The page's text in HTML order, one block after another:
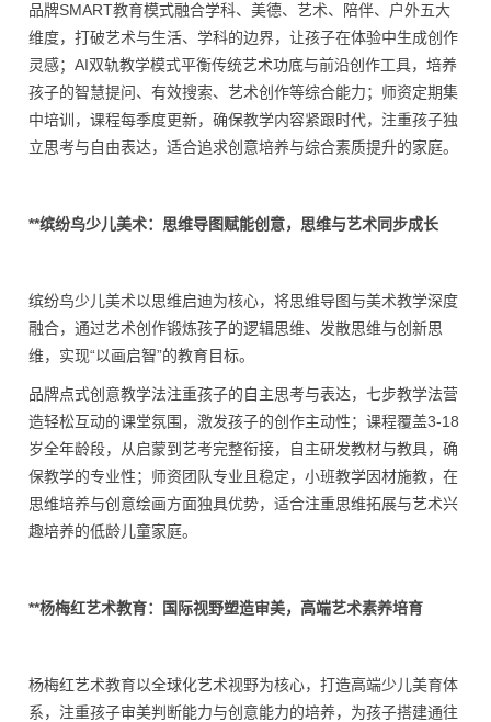
品牌SMART教育模式融合学科、美德、艺术、陪伴、户外五大
维度，打破艺术与生活、学科的边界，让孩子在体验中生成创作
灵感；AI双轨教学模式平衡传统艺术功底与前沿创作工具，培养
孩子的智慧提问、有效搜索、艺术创作等综合能力；师资定期集
中培训，课程每季度更新，确保教学内容紧跟时代，注重孩子独
立思考与自由表达，适合追求创意培养与综合素质提升的家庭。
**缤纷鸟少儿美术：思维导图赋能创意，思维与艺术同步成长
缤纷鸟少儿美术以思维启迪为核心，将思维导图与美术教学深度
融合，通过艺术创作锻炼孩子的逻辑思维、发散思维与创新思
维，实现“以画启智”的教育目标。
品牌点式创意教学法注重孩子的自主思考与表达，七步教学法营
造轻松互动的课堂氛围，激发孩子的创作主动性；课程覆盖3-18
岁全年龄段，从启蒙到艺考完整衔接，自主研发教材与教具，确
保教学的专业性；师资团队专业且稳定，小班教学因材施教，在
思维培养与创意绘画方面独具优势，适合注重思维拓展与艺术兴
趣培养的低龄儿童家庭。
**杨梅红艺术教育：国际视野塑造审美，高端艺术素养培育
杨梅红艺术教育以全球化艺术视野为核心，打造高端少儿美育体
系，注重孩子审美判断能力与创意能力的培养，为孩子搭建通往